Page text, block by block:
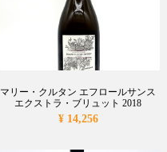
マリー・クルタン エフロールサンス
エクストラ・ブリュット 2018
¥ 14,256